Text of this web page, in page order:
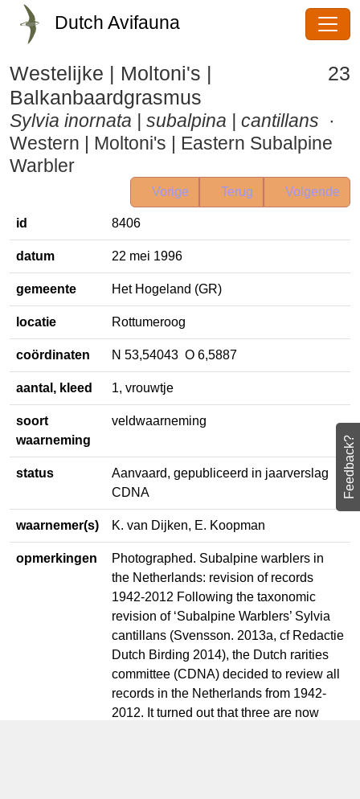
Dutch Avifauna
Westelijke | Moltoni's |
Balkanbaardgrasmus
23
Sylvia inornata | subalpina |
cantillans· Western | Moltoni's |
Eastern Subalpine Warbler
Vorige Terug
Volgende
id
8406
datum
22 mei 1996
gemeente
Het Hogeland (GR)
locatie
Rottumeroog
coördinaten
N 53,54043 O 6,5887
aantal, kleed
1, vrouwtje
soort
waarneming
veldwaarneming
status
Aanvaard, gepubliceerd in
jaarverslag CDNA
waarnemer(s)
K. van Dijken, E. Koopman
opmerkingen
Photographed. Subalpine warblers
in the Netherlands: revision of
records 1942-2012 Following the
taxonomic revision of ‘Subalpine
Warblers’ Sylvia cantillans (Svensson.
2013a, cf Redactie Dutch Birding
2014), the Dutch rarities committee
(CDNA) decided to review all records
in the Netherlands from 1942-2012.
Feedback?